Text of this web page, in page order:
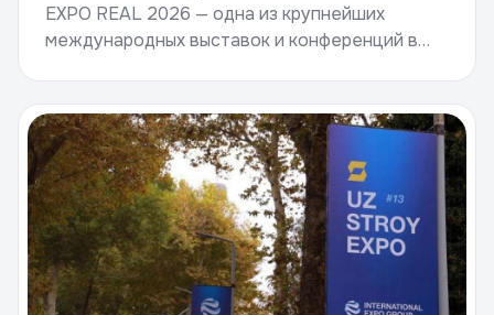
EXPO REAL 2026 — одна из крупнейших
международных выставок и конференций в